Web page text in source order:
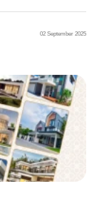
02 September 2025